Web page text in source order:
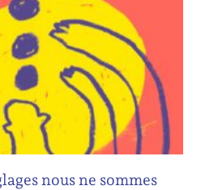
nous ne sommes